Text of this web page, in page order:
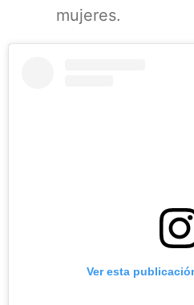
mujeres.
Ver esta